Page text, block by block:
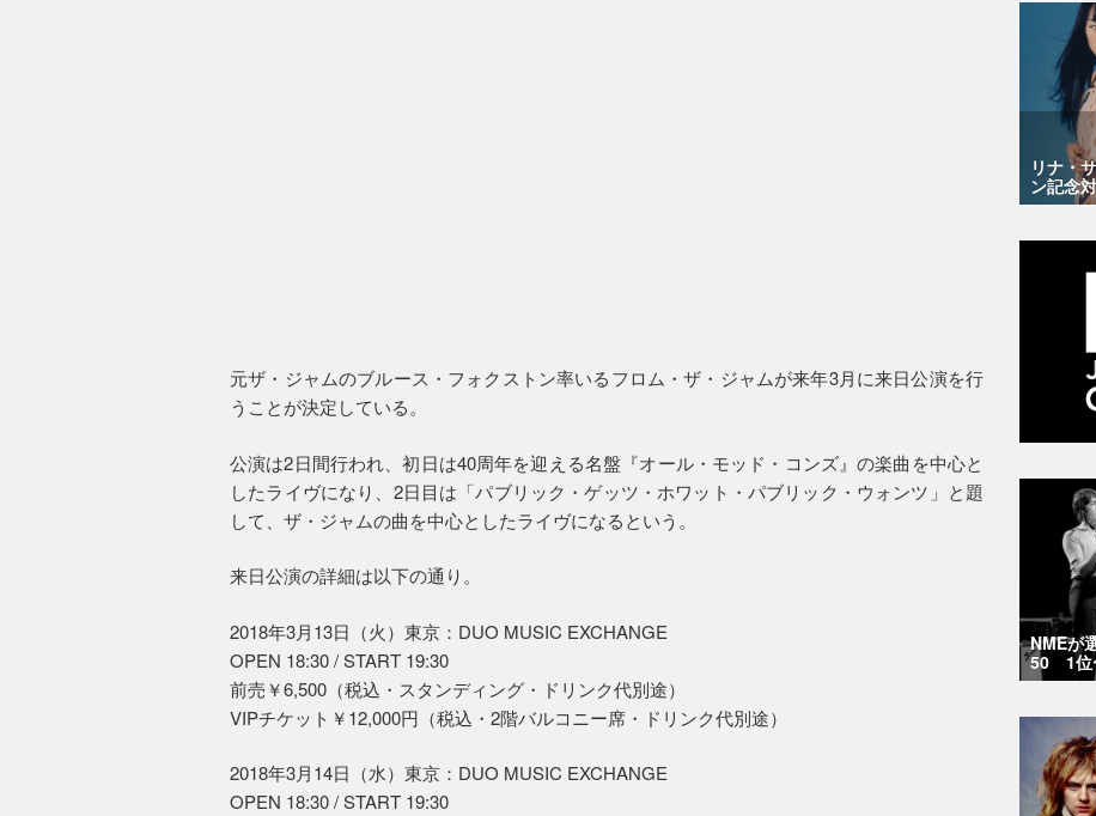
元ザ・ジャムのブルース・フォクストン率いるフロム・ザ・ジャムが来年3月に来日公演を行
うことが決定している。
公演は2日間行われ、初日は40周年を迎える名盤『オール・モッド・コンズ』の楽曲を中心と
したライヴになり、2日目は「パブリック・ゲッツ・ホワット・パブリック・ウォンツ」と題
して、ザ・ジャムの曲を中心としたライヴになるという。
来日公演の詳細は以下の通り。
2018年3月13日（火）東京：DUO MUSIC EXCHANGE
OPEN 18:30 / START 19:30
前売￥6,500（税込・スタンディング・ドリンク代別途）
VIPチケット￥12,000円（税込・2階バルコニー席・ドリンク代別途）
2018年3月14日（水）東京：DUO MUSIC EXCHANGE
OPEN 18:30 / START 19:30
リナ・
ン記念
NMEが
50 1位